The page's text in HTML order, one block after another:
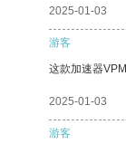
2025-01-03
游客
这款加速器
2025-01-03
游客